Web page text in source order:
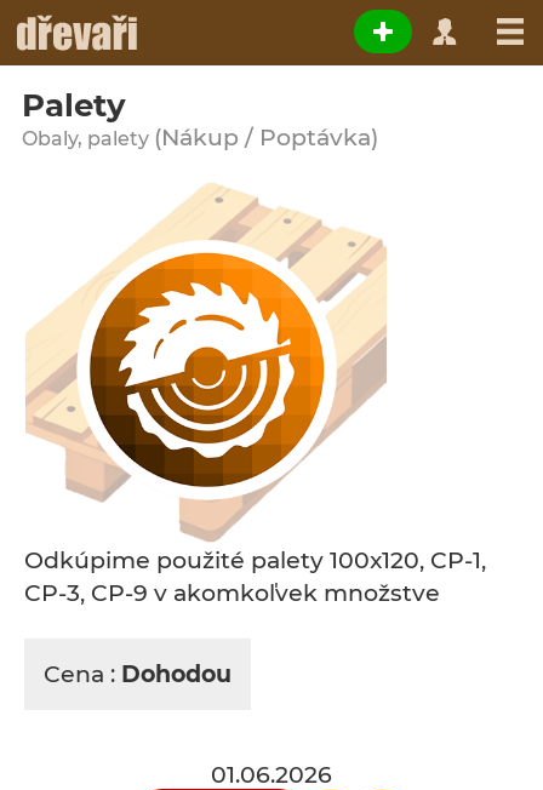
Palety
Obaly, palety (Nákup / Poptávka)
Odkúpime použité palety 100x120, CP-1,
CP-3, CP-9 v akomkoľvek množstve
Cena : Dohodou
01.06.2026